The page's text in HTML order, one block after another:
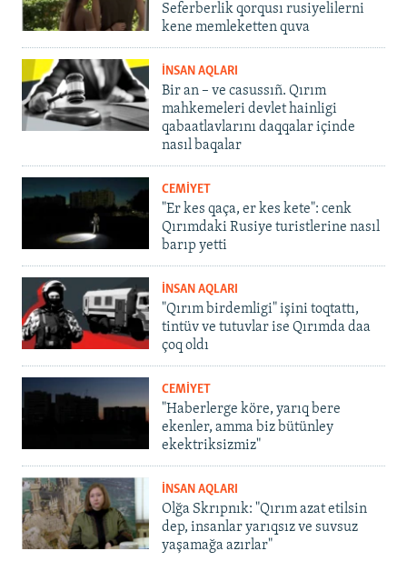
Seferberlik qorqusı rusiyelilerni
kene memleketten quva
İNSAN AQLARI
Bir an – ve casussıñ. Qırım
mahkemeleri devlet hainligi
qabaatlavlarını daqqalar içinde
nasıl baqalar
CEMİYET
"Er kes qaça, er kes kete": cenk
Qırımdaki Rusiye turistlerine nasıl
barıp yetti
İNSAN AQLARI
"Qırım birdemligi" işini toqtattı,
tintüv ve tutuvlar ise Qırımda daa
çoq oldı
CEMİYET
"Haberlerge köre, yarıq bere
ekenler, amma biz bütünley
ekektriksizmiz"
İNSAN AQLARI
Olğa Skrıpnık: "Qırım azat etilsin
dep, insanlar yarıqsız ve suvsuz
yaşamağa azırlar"